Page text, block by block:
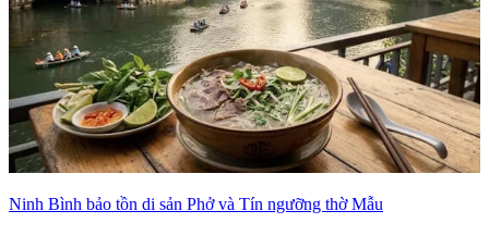
Ninh Bình bảo tồn di sản Phở và Tín ngưỡng thờ Mẫu